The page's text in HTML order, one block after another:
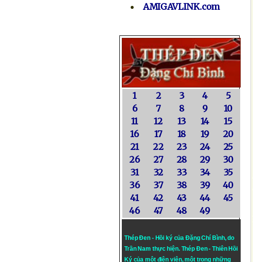
AMIGAVLINK.com
1 2 3 4
5
6
7 8 9
10
11
12 13 14
15
16
17 18 19
20
21
22 23 24
25
26
27 28 29
30
31
32 33 34
35
36
37 38 39
40
41
42 43 44
45
46
47 48 49
Thép Đen - Hồi ký của Đặng Chí Bình, do
Trần Nam thực hiện. Thép Đen- Thiên Hồi
Ký của một điện viên, một trong những